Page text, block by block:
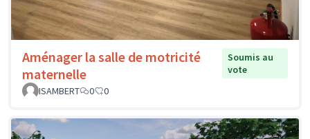
Aménager la salle de motricité
maternelle
Soumis au
vote
ISAMBERT
0 0